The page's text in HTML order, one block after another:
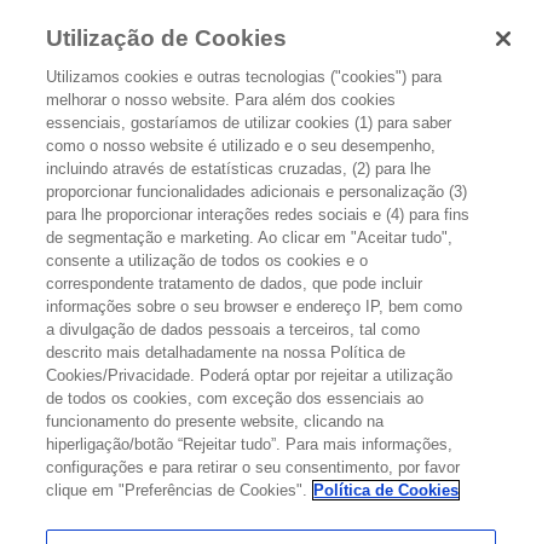
TIPOS DE CANCRO
São muitos os tipos de cancro que existem.
Variam na sua gravidade, prevalências,
sintomas e tratamento. Aqui, ponto a ponto,
vamos desvendando de forma mais concreta
cada uma destas doenças, com o objetivo de
um entendimento cada vez maior de cada
uma – do que já sabemos àquilo que,
infelizmente, ainda é um mistério.
Utilização de Cookies
Utilizamos cookies e outras tecnologias ("cookies") para
melhorar o nosso website. Para além dos cookies
essenciais, gostaríamos de utilizar cookies (1) para saber
como o nosso website é utilizado e o seu desempenho,
incluindo através de estatísticas cruzadas, (2) para lhe
proporcionar funcionalidades adicionais e personalização (3)
para lhe proporcionar interações redes sociais e (4) para fins
de segmentação e marketing. Ao clicar em "Aceitar tudo",
consente a utilização de todos os cookies e o
correspondente tratamento de dados, que pode incluir
informações sobre o seu browser e endereço IP, bem como
a divulgação de dados pessoais a terceiros, tal como
descrito mais detalhadamente na nossa Política de
Cookies/Privacidade. Poderá optar por rejeitar a utilização
de todos os cookies, com exceção dos essenciais ao
funcionamento do presente website, clicando na
hiperligação/botão “Rejeitar tudo”. Para mais informações,
configurações e para retirar o seu consentimento, por favor
clique em "Preferências de Cookies". Política de Cookies